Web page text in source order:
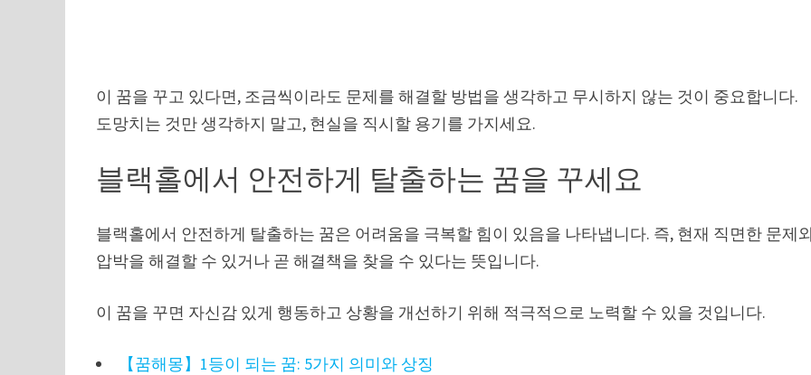
이 꿈을 꾸고 있다면, 조금씩이라도 문제를 해결할 방법을 생각하고 무시하지 않는 것이 중요합니다.
도망치는 것만 생각하지 말고, 현실을 직시할 용기를 가지세요.
블랙홀에서 안전하게 탈출하는 꿈을 꾸세요
블랙홀에서 안전하게 탈출하는 꿈은 어려움을 극복할 힘이 있음을 나타냅니다. 즉, 현재 직면한 문제
압박을 해결할 수 있거나 곧 해결책을 찾을 수 있다는 뜻입니다.
이 꿈을 꾸면 자신감 있게 행동하고 상황을 개선하기 위해 적극적으로 노력할 수 있을 것입니다.
【꿈해몽】1등이 되는 꿈: 5가지 의미와 상징